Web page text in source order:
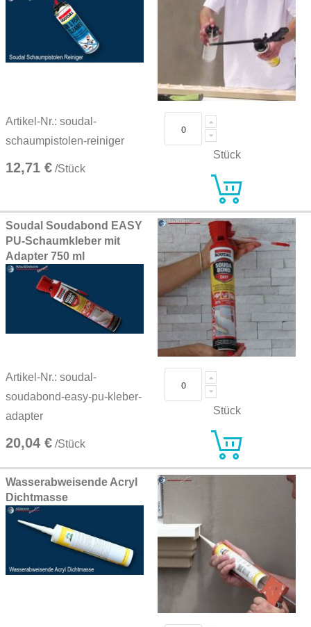
Artikel-Nr.: soudal-
schaumpistolen-reiniger
12,71 € /Stück
Stück
Soudal Soudabond EASY
PU-Schaumkleber mit
Adapter 750 ml
Artikel-Nr.: soudal-
soudabond-easy-pu-kleber-
adapter
20,04 € /Stück
Stück
Wasserabweisende Acryl
Dichtmasse